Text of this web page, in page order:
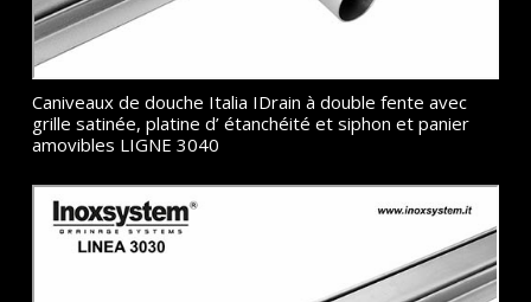
Caniveaux de douche Italia IDrain à double fente avec
grille satinée, platine d’ étanchéité et siphon et panier
amovibles LIGNE 3040